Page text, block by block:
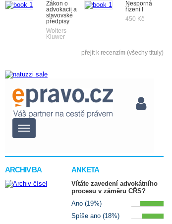
Zákon o
advokacii a
stavovské
předpisy
Wolters
Kluwer
Nesporná
řízení I
450 Kč
přejít k recenzím (všechy tituly)
ARCHIV BA ANKETA
Vítáte zavedení advokátního
procesu v záměru CŘS?
Ano (19%)
Spíše ano (18%)